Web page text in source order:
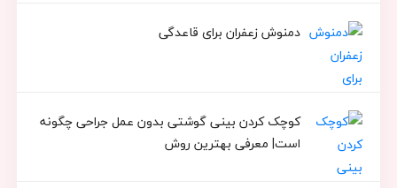
دمنوش زعفران برای قاعدگی
کوچک کردن بینی گوشتی بدون عمل جراحی چگونه
است| معرفی بهترین روش